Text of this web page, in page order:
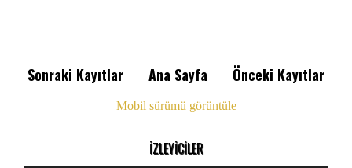
Sonraki Kayıtlar Önceki Kayıtlar
Ana Sayfa
Mobil sürümü görüntüle
İZLEYİCİLER